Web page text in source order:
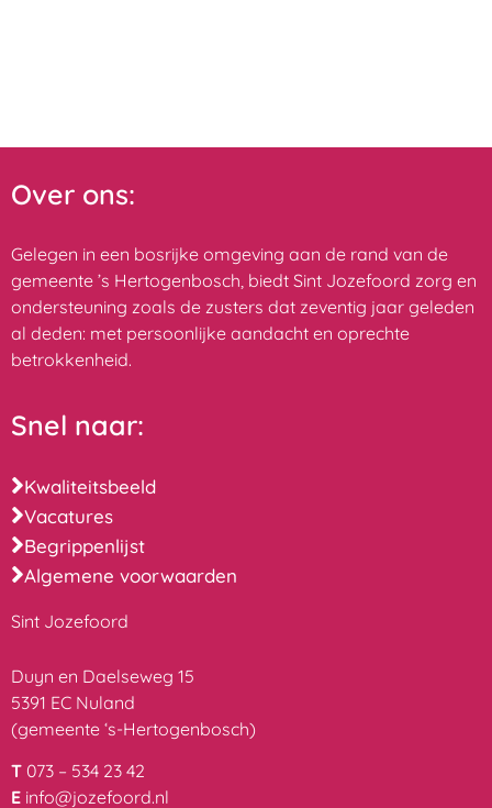
Over ons:
Gelegen in een bosrijke omgeving aan de rand van de
gemeente ’s Hertogenbosch, biedt Sint Jozefoord zorg en
ondersteuning zoals de zusters dat zeventig jaar geleden
al deden: met persoonlijke aandacht en oprechte
betrokkenheid.
Snel naar:
Kwaliteitsbeeld
Vacatures
Begrippenlijst
Algemene voorwaarden
Sint Jozefoord
Duyn en Daelseweg 15
5391 EC Nuland
(gemeente ‘s-Hertogenbosch)
T 073 – 534 23 42
E info@jozefoord.nl